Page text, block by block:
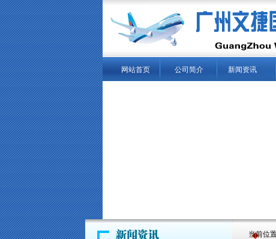
网站首页 公司简介 新闻资讯
当前位置